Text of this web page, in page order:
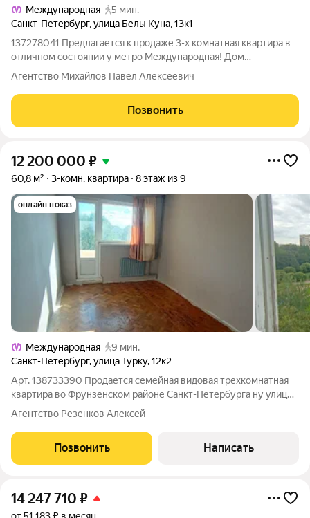
Международная
5 мин.
Санкт-Петербург,улица Белы Куна,13к1
137278041 Предлагается к продаже 3-х комнатная квартира в
отличном состоянии у метро Международная! Дом
расположен во Фрунзенском районе с развитой
О квартире: Квартира расположена на 7 этаже 9
Агентство Михайлов Павел Алексеевич
Позвонить
12 200 000 ₽
60,8 м² 3-комн. квартира 8 этаж из 9
онлайн показ
Международная
9 мин.
Санкт-Петербург,улица Турку,12к2
Арт. 138733390 Продается семейная видовая трехкомнатная
квартира во Фрунзенском районе Санкт-Петербурга ну улице
Турку 12 к2. Дом буквально утопает в зелени, из окон всех
много деревьев
Агентство Резенков Алексей
Позвонить Написать
14 247 710 ₽